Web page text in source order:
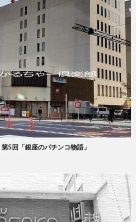
5回「銀座のパチンコ物語」